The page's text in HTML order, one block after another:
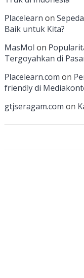
o
k
m n
Placelearn on
Baik untuk Kita?
MasMol on
Tergoyahkan di
Placelearn.com on
friendly di
gtjseragam.com on